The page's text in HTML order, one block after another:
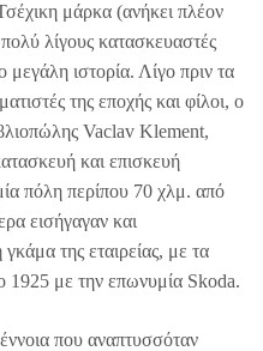
μάρκα (ανήκει πλέον
λίγους κατασκευαστές
ιστορία. Λίγο πριν τα
της εποχής και φίλοι, ο
Vaclav Klement,
και επισκευή
πόλη περίπου 70 χλμ. από
εισήγαγαν και
της εταιρείας, με τα
1925 με την επωνυμία Skoda.
που αναπτυσσόταν